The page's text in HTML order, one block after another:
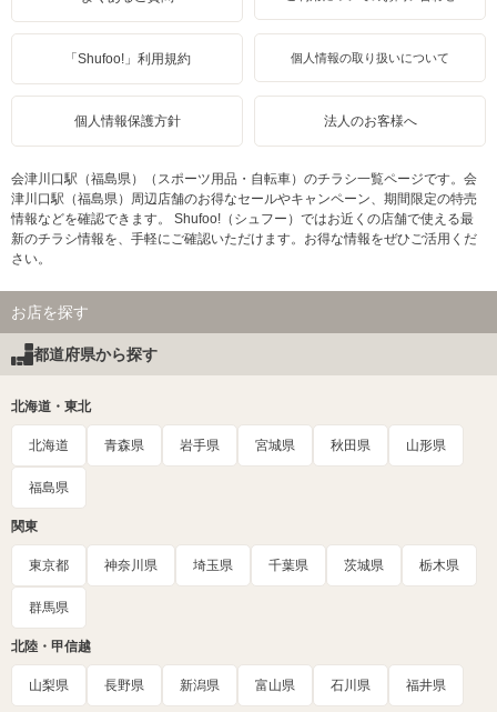
「Shufoo!」利用規約 個人情報の取り扱いについて
個人情報保護方針 法人のお客様へ
会津川口駅（福島県）（スポーツ用品・自転車）のチラシ一覧ページです。会
津川口駅（福島県）周辺店舗のお得なセールやキャンペーン、期間限定の特売
情報などを確認できます。 Shufoo!（シュフー）ではお近くの店舗で使える最
新のチラシ情報を、手軽にご確認いただけます。お得な情報をぜひご活用くだ
さい。
お店を探す
都道府県から探す
北海道・東北
北海道 青森県 岩手県 宮城県 秋田県 山形県
福島県
関東
東京都 神奈川県 埼玉県 千葉県 茨城県 栃木県
群馬県
北陸・甲信越
山梨県 長野県 新潟県 富山県 石川県 福井県